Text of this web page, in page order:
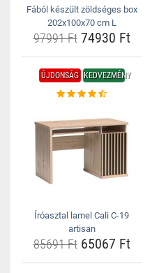
Fából készült zöldséges box
202x100x70 cm L
97991 Ft74930 Ft
ÚJDONSÁG KEDVEZMÉNY
Íróasztal lamel Cali C-19
artisan
85691 Ft65067 Ft